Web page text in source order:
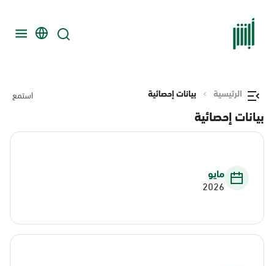
الرئيسية بيانات إحصائية استمع
بيانات إحصائية
مايو
2026